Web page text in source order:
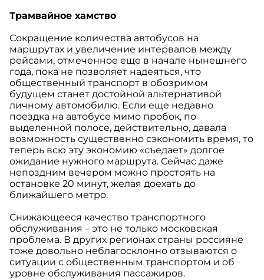
Трамвайное хамство
Сокращение количества автобусов на
маршрутах и увеличение интервалов между
рейсами, отмеченное еще в начале нынешнего
года, пока не позволяет надеяться, что
общественный транспорт в обозримом
будущем станет достойной альтернативой
личному автомобилю. Если еще недавно
поездка на автобусе мимо пробок, по
выделенной полосе, действительно, давала
возможность существенно сэкономить время, то
теперь всю эту экономию «съедает» долгое
ожидание нужного маршрута. Сейчас даже
непоздним вечером можно простоять на
остановке 20 минут, желая доехать до
ближайшего метро.
Снижающееся качество транспортного
обслуживания – это не только московская
проблема. В других регионах страны россияне
тоже довольно неблагосклонно отзываются о
ситуации с общественным транспортом и об
уровне обслуживания пассажиров.